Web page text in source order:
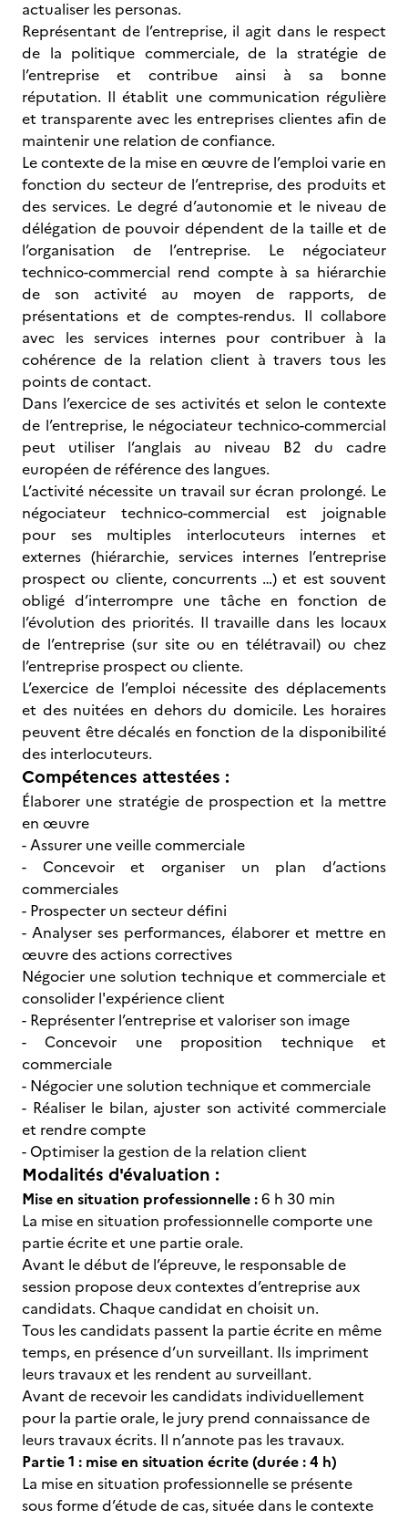
actualiser les personas.
Représentant de l’entreprise, il agit dans le respect
de la politique commerciale, de la stratégie de
l’entreprise et contribue ainsi à sa bonne
réputation. Il établit une communication régulière
et transparente avec les entreprises clientes afin de
maintenir une relation de confiance.
Le contexte de la mise en œuvre de l’emploi varie en
fonction du secteur de l’entreprise, des produits et
des services. Le degré d’autonomie et le niveau de
délégation de pouvoir dépendent de la taille et de
l’organisation de l’entreprise. Le négociateur
technico-commercial rend compte à sa hiérarchie
de son activité au moyen de rapports, de
présentations et de comptes-rendus. Il collabore
avec les services internes pour contribuer à la
cohérence de la relation client à travers tous les
points de contact.
Dans l’exercice de ses activités et selon le contexte
de l’entreprise, le négociateur technico-commercial
peut utiliser l’anglais au niveau B2 du cadre
européen de référence des langues.
L’activité nécessite un travail sur écran prolongé. Le
négociateur technico-commercial est joignable
pour ses multiples interlocuteurs internes et
externes (hiérarchie, services internes l’entreprise
prospect ou cliente, concurrents …) et est souvent
obligé d’interrompre une tâche en fonction de
l’évolution des priorités. Il travaille dans les locaux
de l’entreprise (sur site ou en télétravail) ou chez
l’entreprise prospect ou cliente.
L’exercice de l’emploi nécessite des déplacements
et des nuitées en dehors du domicile. Les horaires
peuvent être décalés en fonction de la disponibilité
des interlocuteurs.
Compétences attestées :
Élaborer une stratégie de prospection et la mettre
en œuvre
- Assurer une veille commerciale
- Concevoir et organiser un plan d’actions
commerciales
- Prospecter un secteur défini
- Analyser ses performances, élaborer et mettre en
œuvre des actions correctives
Négocier une solution technique et commerciale et
consolider l'expérience client
- Représenter l’entreprise et valoriser son image
- Concevoir une proposition technique et
commerciale
- Négocier une solution technique et commerciale
- Réaliser le bilan, ajuster son activité commerciale
et rendre compte
- Optimiser la gestion de la relation client
Modalités d'évaluation :
Mise en situation professionnelle :6 h 30 min
La mise en situation professionnelle comporte une
partie écrite et une partie orale.
Avant le début de l’épreuve, le responsable de
session propose deux contextes d’entreprise aux
candidats. Chaque candidat en choisit un.
Tous les candidats passent la partie écrite en même
temps, en présence d’un surveillant. Ils impriment
leurs travaux et les rendent au surveillant.
Avant de recevoir les candidats individuellement
pour la partie orale, le jury prend connaissance de
leurs travaux écrits. Il n’annote pas les travaux.
Partie 1 : mise en situation écrite (durée : 4 h)
La mise en situation professionnelle se présente
sous forme d’étude de cas, située dans le contexte